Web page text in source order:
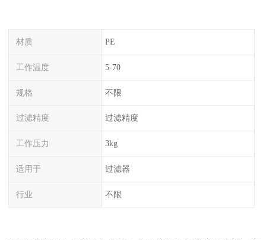
材质 PE
工作温度 5-70
规格 不限
过滤精度 过滤精度
工作压力 3kg
适用于 过滤器
行业 不限